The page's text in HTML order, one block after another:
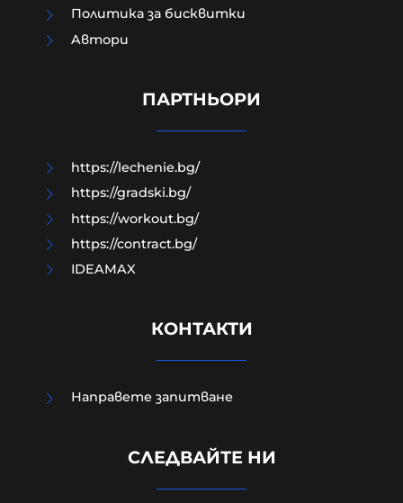
МО след анализ на останките
дрон-примамка "Майя"
Израелският посланик за
случай. Не разбирам защо се
Политика за бисквитки
Aвтори
ПАРТНЬОРИ
https://lechenie.bg/
https://gradski.bg/
https://workout.bg/
https://contract.bg/
IDEAMAX
КОНТАКТИ
Направете запитване
СЛЕДВАЙТЕ НИ